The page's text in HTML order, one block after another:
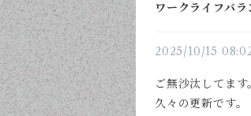
ワークライフバラ
2025/10/15
ご無沙汰してます
久々の更新です。